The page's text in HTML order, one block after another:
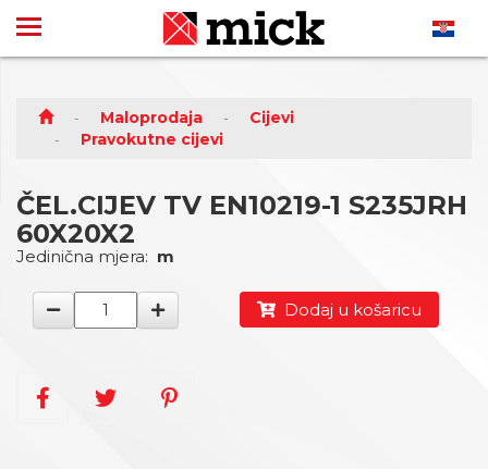
Maloprodaja
Cijevi
Pravokutne cijevi
ČEL.CIJEV TV EN10219-1 S235JRH
60X20X2
Jedinična mjera: m
Dodaj u košaricu